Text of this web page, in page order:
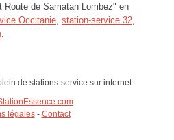
Route de Samatan Lombez" en
Occitanie, station-service 32,
.
de stations-service sur internet.
légales- Contact